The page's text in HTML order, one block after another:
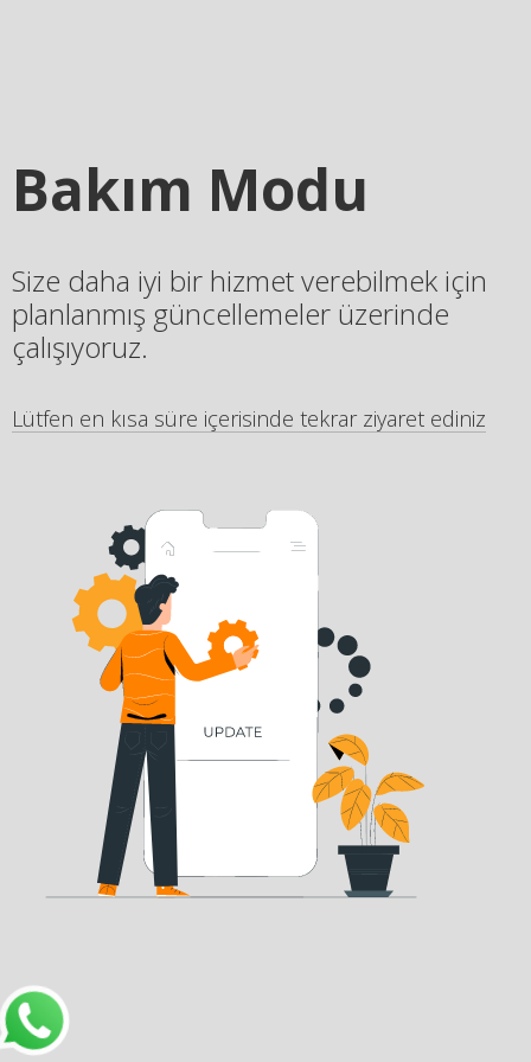
Bakım Modu
Size daha iyi bir hizmet verebilmek için
planlanmış güncellemeler üzerinde
çalışıyoruz.
Lütfen en kısa süre içerisinde tekrar ziyaret ediniz